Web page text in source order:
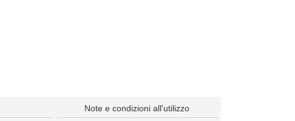
Note e condizioni all'utilizzo